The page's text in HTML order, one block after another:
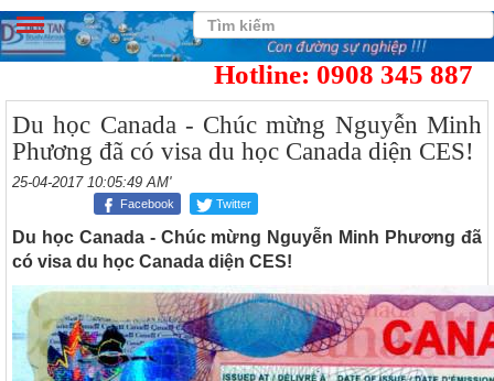
Hotline: 0908 345 887
Du học Canada - Chúc mừng Nguyễn Minh
Phương đã có visa du học Canada diện CES!
25-04-2017 10:05:49 AM'
Facebook Twitter
Du học Canada - Chúc mừng Nguyễn Minh Phương đã
có visa du học Canada diện CES!